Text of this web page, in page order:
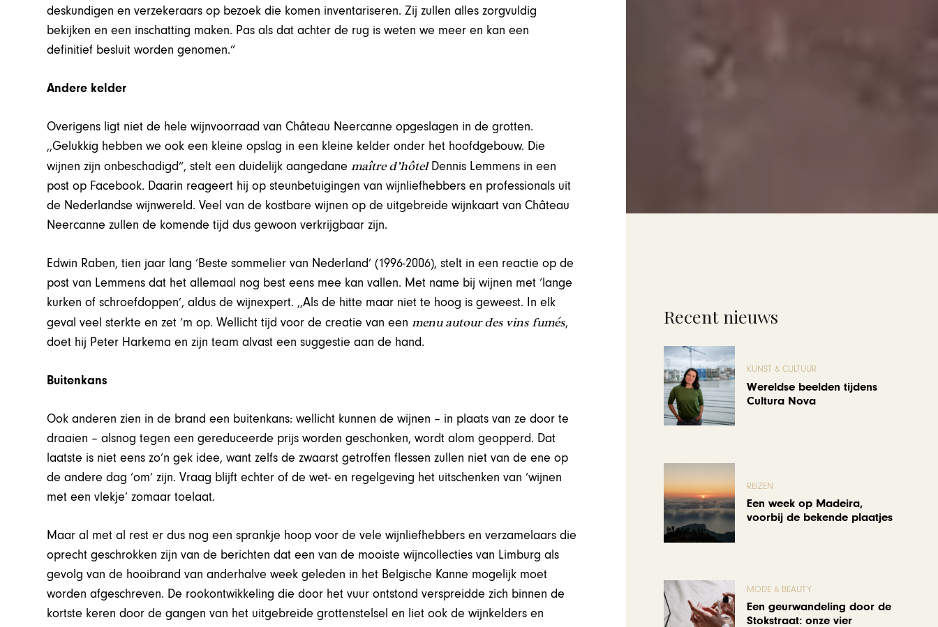
deskundigen en verzekeraars op bezoek die komen inventariseren. Zij zullen alles zorgvuldig
bekijken en een inschatting maken. Pas als dat achter de rug is weten we meer en kan een
definitief besluit worden genomen.”
Andere kelder
Overigens ligt niet de hele wijnvoorraad van Château Neercanne opgeslagen in de grotten.
,,Gelukkig hebben we ook een kleine opslag in een kleine kelder onder het hoofdgebouw. Die
wijnen zijn onbeschadigd”, stelt een duidelijk aangedanemaître d’hôtelDennis Lemmens in een
post op Facebook. Daarin reageert hij op steunbetuigingen van wijnliefhebbers en professionals uit
de Nederlandse wijnwereld. Veel van de kostbare wijnen op de uitgebreide wijnkaart van Château
Neercanne zullen de komende tijd dus gewoon verkrijgbaar zijn.
Edwin Raben, tien jaar lang ‘Beste sommelier van Nederland’ (1996-2006), stelt in een reactie op de
post van Lemmens dat het allemaal nog best eens mee kan vallen. Met name bij wijnen met ‘lange
kurken of schroefdoppen’, aldus de wijnexpert. ,,Als de hitte maar niet te hoog is geweest. In elk
geval veel sterkte en zet ‘m op. Wellicht tijd voor de creatie van eenmenu autour des vins fumés,
doet hij Peter Harkema en zijn team alvast een suggestie aan de hand.
Buitenkans
Ook anderen zien in de brand een buitenkans: wellicht kunnen de wijnen – in plaats van ze door te
draaien – alsnog tegen een gereduceerde prijs worden geschonken, wordt alom geopperd. Dat
laatste is niet eens zo’n gek idee, want zelfs de zwaarst getroffen flessen zullen niet van de ene op
de andere dag ‘om’ zijn. Vraag blijft echter of de wet- en regelgeving het uitschenken van ‘wijnen
met een vlekje’ zomaar toelaat.
Maar al met al rest er dus nog een sprankje hoop voor de vele wijnliefhebbers en verzamelaars die
oprecht geschrokken zijn van de berichten dat een van de mooiste wijncollecties van Limburg als
gevolg van de hooibrand van anderhalve week geleden in het Belgische Kanne mogelijk moet
worden afgeschreven. De rookontwikkeling die door het vuur ontstond verspreidde zich binnen de
kortste keren door de gangen van het uitgebreide grottenstelsel en liet ook de wijnkelders en
Recent nieuws
KUNST & CULTUUR
Wereldse beelden tijdens
Cultura Nova
REIZEN
Een week op Madeira,
voorbij de bekende plaatjes
MODE & BEAUTY
Een geurwandeling door de
Stokstraat: onze vier